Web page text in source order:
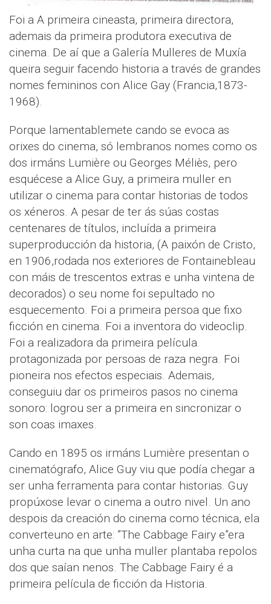
Foi a A primeira cineasta, primeira directora,
ademais da primeira produtora executiva de
cinema. De aí que a Galería Mulleres de Muxía
queira seguir facendo historia a través de grandes
nomes femininos con Alice Gay (Francia,1873-
1968).
Porque lamentablemete cando se evoca as
orixes do cinema, só lembranos nomes como os
dos irmáns Lumière ou Georges Méliès, pero
esquécese a Alice Guy, a primeira muller en
utilizar o cinema para contar historias de todos
os xéneros. A pesar de ter ás súas costas
centenares de títulos, incluída a primeira
superproducción da historia, (A paixón de Cristo,
en 1906,rodada nos exteriores de Fontainebleau
con máis de trescentos extras e unha vintena de
decorados) o seu nome foi sepultado no
esquecemento. Foi a primeira persoa que fixo
ficción en cinema. Foi a inventora do videoclip.
Foi a realizadora da primeira película
protagonizada por persoas de raza negra. Foi
pioneira nos efectos especiais. Ademais,
conseguiu dar os primeiros pasos no cinema
sonoro: logrou ser a primeira en sincronizar o
son coas imaxes.
Cando en 1895 os irmáns Lumière presentan o
cinematógrafo, Alice Guy viu que podía chegar a
ser unha ferramenta para contar historias. Guy
propúxose levar o cinema a outro nivel. Un ano
despois da creación do cinema como técnica, ela
converteuno en arte: ”The Cabbage Fairy e”era
unha curta na que unha muller plantaba repolos
dos que saían nenos. The Cabbage Fairy é a
primeira película de ficción da Historia.